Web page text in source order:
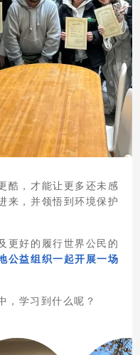
酷，才能让更多还未感
来，并领悟到环境保护
更好的履行世界公民的
公益组织一起开展一场
，学习到什么呢？